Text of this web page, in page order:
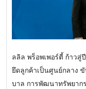
ลลิล พร็อพเพอร์ตี้ ก้าวสู่
ยึดลูกค้าเป็นศูนย์กลาง
บาล การพัฒนาทรัพยาก